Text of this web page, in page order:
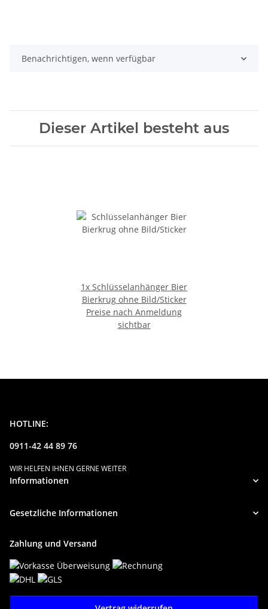
Benachrichtigen, wenn verfügbar
Dieser Artikel besteht aus
1x Schlüsselanhänger Bier
Bierkrug ohne Bild/Sticker
Preise nach Anmeldung
sichtbar
HOTLINE:
0911-42 44 89 76
WIR HELFEN IHNEN GERNE WEITER
Informationen
Gesetzliche Informationen
Zahlung und Versand